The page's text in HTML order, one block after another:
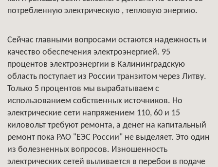
потребленную электрическую , тепловую энергию.
Сейчас главными вопросами остаются надежность и
качество обеспечения электроэнергией. 95
процентов электроэнергии в Калининградскую
область поступает из России транзитом через Литву.
Только 5 процентов мы вырабатываем с
использованием собственных источников. Но
электрические сети напряжением 110, 60 и 15
киловольт требуют ремонта, а денег на капитальный
ремонт пока РАО "ЕЭС России" не выделяет. Это один
из болезненных вопросов. Изношенность
электрических сетей выливается в перебои в подаче